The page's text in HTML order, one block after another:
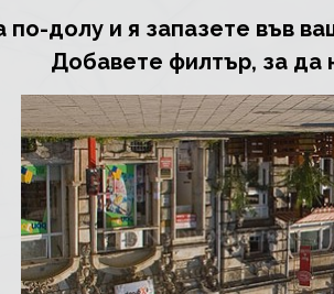
по-долу и я запазете във
Добавете филтър, за да